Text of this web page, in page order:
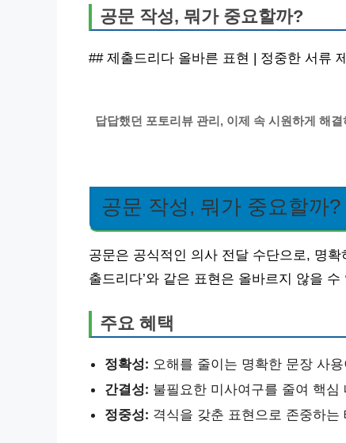
공문 작성, 뭐가 중요할까?
## 제출드리다 올바른 표현 | 정중한 서류
답답했던 포토리뷰 관리, 이제 속 시원하게 해
공문 작성, 뭐가 중요할까?
공문은 공식적인 의사 전달 수단으로, 명
출드리다’와 같은 표현은 올바르지 않을
주요 혜택
정확성: 오해를 줄이는 명확한 문장 사
간결성: 불필요한 미사여구를 줄여 핵심
정중성: 격식을 갖춘 표현으로 존중하는